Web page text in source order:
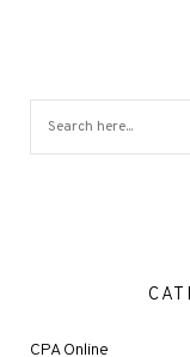
CPA Online